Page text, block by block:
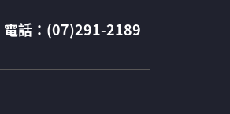
電話：(07)291-2189